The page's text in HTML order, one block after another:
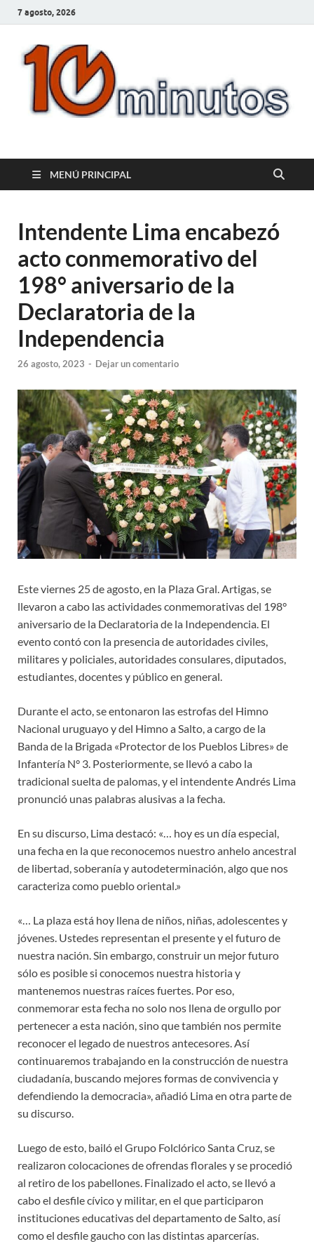
7 agosto, 2026
10minutos.com.uy
MENÚ PRINCIPAL
Intendente Lima encabezó
acto conmemorativo del
198° aniversario de la
Declaratoria de la
Independencia
26 agosto, 2023 - Dejar un comentario
Este viernes 25 de agosto, en la Plaza Gral. Artigas, se
llevaron a cabo las actividades conmemorativas del 198°
aniversario de la Declaratoria de la Independencia. El
evento contó con la presencia de autoridades civiles,
militares y policiales, autoridades consulares, diputados,
estudiantes, docentes y público en general.
Durante el acto, se entonaron las estrofas del Himno
Nacional uruguayo y del Himno a Salto, a cargo de la
Banda de la Brigada «Protector de los Pueblos Libres» de
Infantería N° 3. Posteriormente, se llevó a cabo la
tradicional suelta de palomas, y el intendente Andrés Lima
pronunció unas palabras alusivas a la fecha.
En su discurso, Lima destacó: «… hoy es un día especial,
una fecha en la que reconocemos nuestro anhelo ancestral
de libertad, soberanía y autodeterminación, algo que nos
caracteriza como pueblo oriental.»
«… La plaza está hoy llena de niños, niñas, adolescentes y
jóvenes. Ustedes representan el presente y el futuro de
nuestra nación. Sin embargo, construir un mejor futuro
sólo es posible si conocemos nuestra historia y
mantenemos nuestras raíces fuertes. Por eso,
conmemorar esta fecha no solo nos llena de orgullo por
pertenecer a esta nación, sino que también nos permite
reconocer el legado de nuestros antecesores. Así
continuaremos trabajando en la construcción de nuestra
ciudadanía, buscando mejores formas de convivencia y
defendiendo la democracia», añadió Lima en otra parte de
su discurso.
Luego de esto, bailó el Grupo Folclórico Santa Cruz, se
realizaron colocaciones de ofrendas florales y se procedió
al retiro de los pabellones. Finalizado el acto, se llevó a
cabo el desfile cívico y militar, en el que participaron
instituciones educativas del departamento de Salto, así
como el desfile gaucho con las distintas aparcerías.